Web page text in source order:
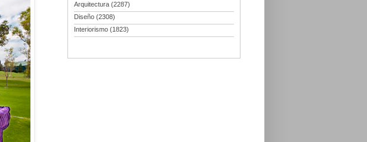
Arquitectura (2287)
Diseño (2308)
Interiorismo (1823)